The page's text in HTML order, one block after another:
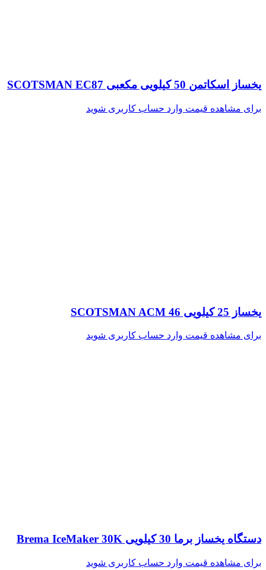
یخساز اسکاتمن 50 کیلویی مکعبی SCOTSMAN EC87
برای مشاهده قیمت وارد حساب کاربری شوید
یخساز 25 کیلویی SCOTSMAN ACM 46
برای مشاهده قیمت وارد حساب کاربری شوید
دستگاه یخساز برما 30 کیلویی Brema IceMaker 30K
برای مشاهده قیمت وارد حساب کاربری شوید